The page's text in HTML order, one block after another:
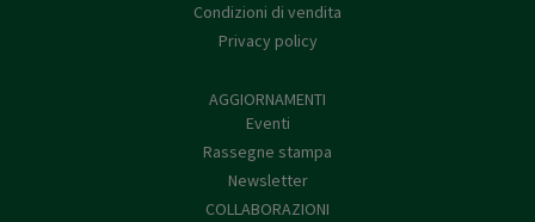
Condizioni di vendita
Privacy policy
AGGIORNAMENTI
Eventi
Rassegne stampa
Newsletter
COLLABORAZIONI